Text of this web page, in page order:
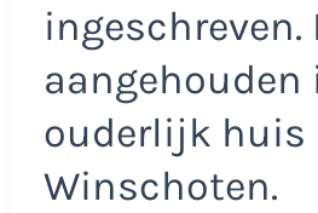
ingeschreven.
aangehouden
ouderlijk huis
Winschoten.